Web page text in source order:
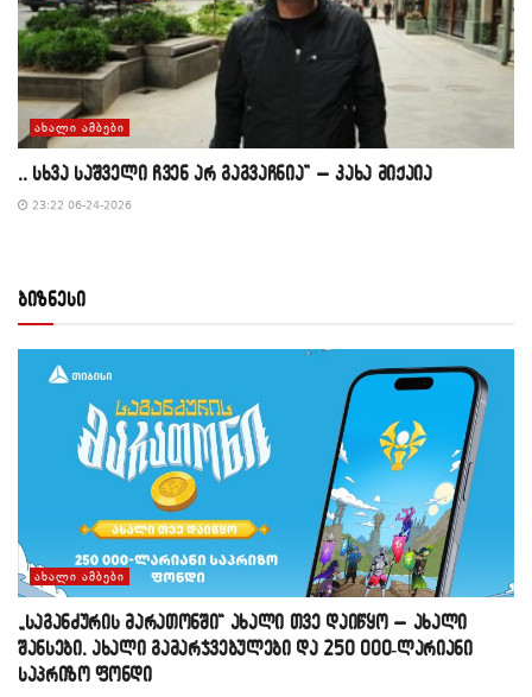
ᲐᲮᲐᲚᲘ ᲐᲛᲑᲔᲑᲘ
,, სხვა საშველი ჩვენ არ გაგვაჩნია” – კახა მიქაია
23:22 06-24-2026
ბიზნესი
ᲐᲮᲐᲚᲘ ᲐᲛᲑᲔᲑᲘ
„საგანძურის მარათონში“ ახალი თვე დაიწყო – ახალი
შანსები, ახალი გამარჯვებულები და 250 000-ლარიანი
საპრიზო ფონდი